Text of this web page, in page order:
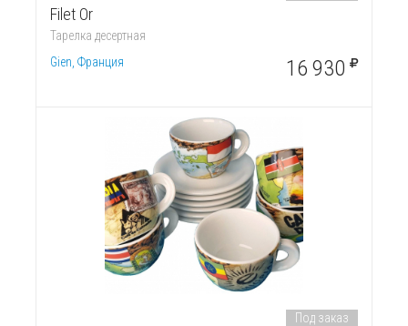
Filet Or
Тарелка десертная
Gien, Франция
16 930
Под заказ